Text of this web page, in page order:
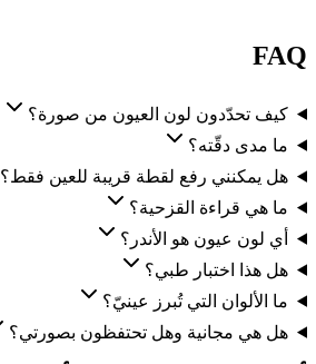
FAQ
كيف تحدّدون لون العيون من صورة؟
ما مدى دقّته؟
هل يمكنني رفع لقطة قريبة للعين فقط؟
ما هي قراءة القزحية؟
أي لون عيون هو الأندر؟
هل هذا اختبار طبي؟
ما الألوان التي تُبرز عينيّ؟
هل هي مجانية وهل تحتفظون بصورتي؟